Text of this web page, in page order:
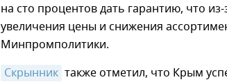
на сто процентов дать гарантию, что
увеличения цены и снижения
Минпромполитики.
Скрынник также отметил, что Крым